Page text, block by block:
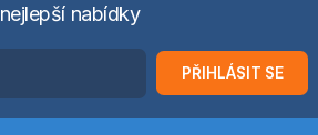
nejlepší nabídky
PŘIHLÁSIT SE